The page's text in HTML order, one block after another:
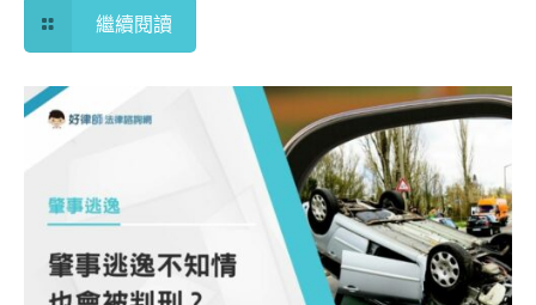
繼續閱讀